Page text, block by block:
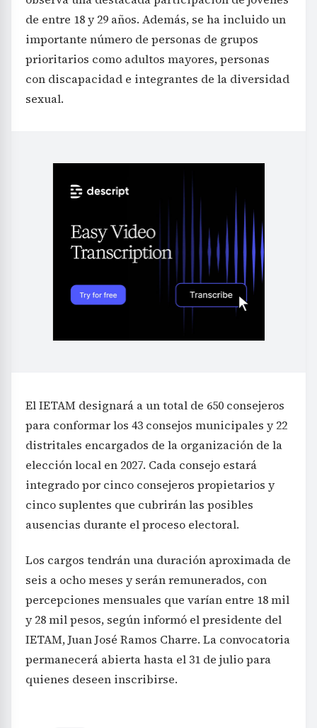
de entre 18 y 29 años. Además, se ha incluido un
importante número de personas de grupos
prioritarios como adultos mayores, personas
con discapacidad e integrantes de la diversidad
sexual.
El IETAM designará a un total de 650 consejeros
para conformar los 43 consejos municipales y 22
distritales encargados de la organización de la
elección local en 2027. Cada consejo estará
integrado por cinco consejeros propietarios y
cinco suplentes que cubrirán las posibles
ausencias durante el proceso electoral.
Los cargos tendrán una duración aproximada de
seis a ocho meses y serán remunerados, con
percepciones mensuales que varían entre 18 mil
y 28 mil pesos, según informó el presidente del
IETAM, Juan José Ramos Charre. La convocatoria
permanecerá abierta hasta el 31 de julio para
quienes deseen inscribirse.